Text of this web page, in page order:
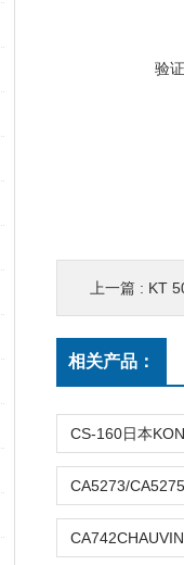
验
上一篇 : KT
相关产品：